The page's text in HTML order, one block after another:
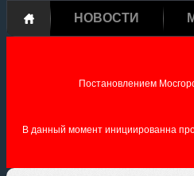
НОВОСТИ
Постановлением
В данный момент инициированна